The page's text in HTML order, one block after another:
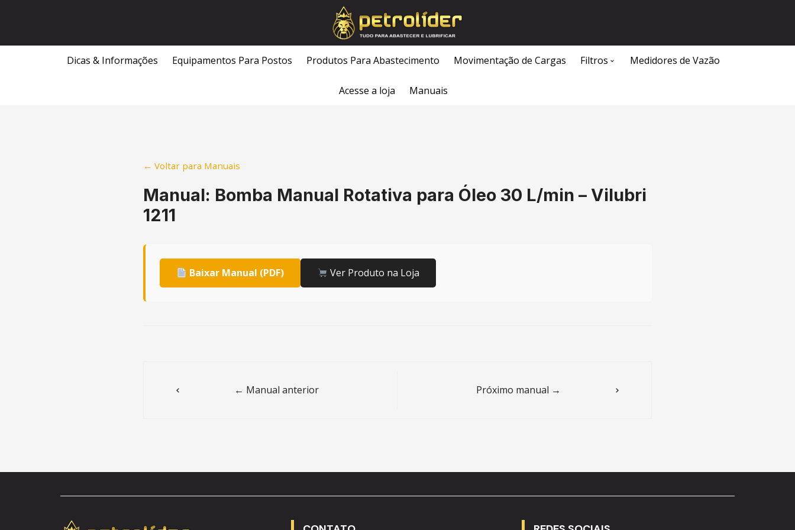
Dicas & Informações
Equipamentos Para Postos Produtos Para Abastecimento Movimentação de Cargas Filtros Medidores de Vazão
Acesse a loja Manuais
← Voltar para Manuais
Manual: Bomba Manual Rotativa para Óleo 30 L/min – Vilubri
1211
Baixar Manual (PDF) Ver Produto na Loja
navigation← Manual anterior Próximo manual →